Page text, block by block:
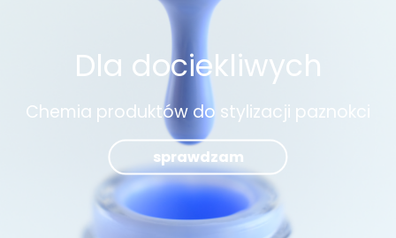
Dla dociekliwych
Chemia produktów do stylizacji paznokci
sprawdzam